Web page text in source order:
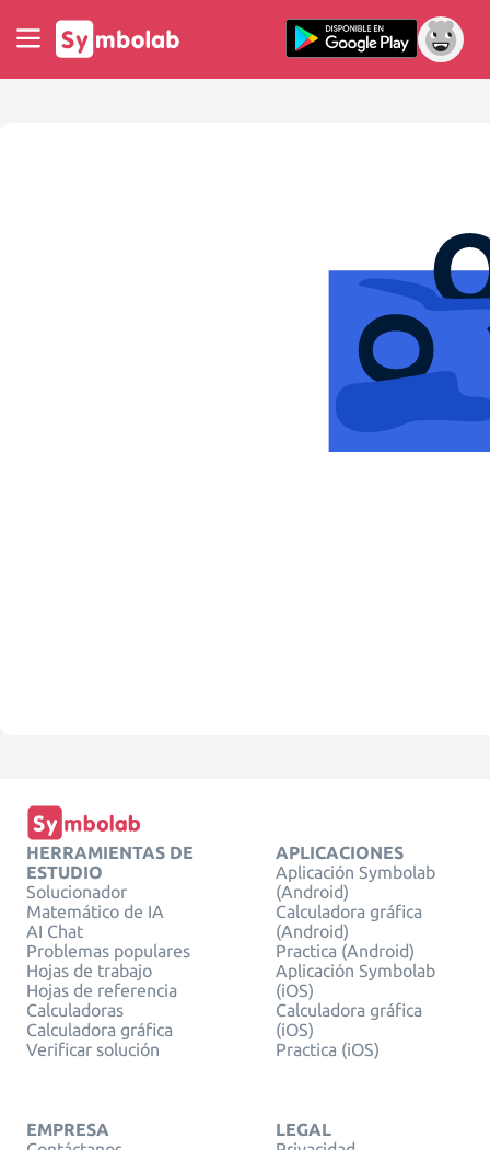
HERRAMIENTAS DE
ESTUDIO
Solucionador
Matemático de IA
AI Chat
Problemas populares
Hojas de trabajo
Hojas de referencia
Calculadoras
Calculadora gráfica
Verificar solución
APLICACIONES
Aplicación Symbolab
(Android)
Calculadora gráfica
(Android)
Practica (Android)
Aplicación Symbolab
(iOS)
Calculadora gráfica
(iOS)
Practica (iOS)
EMPRESA
LEGAL